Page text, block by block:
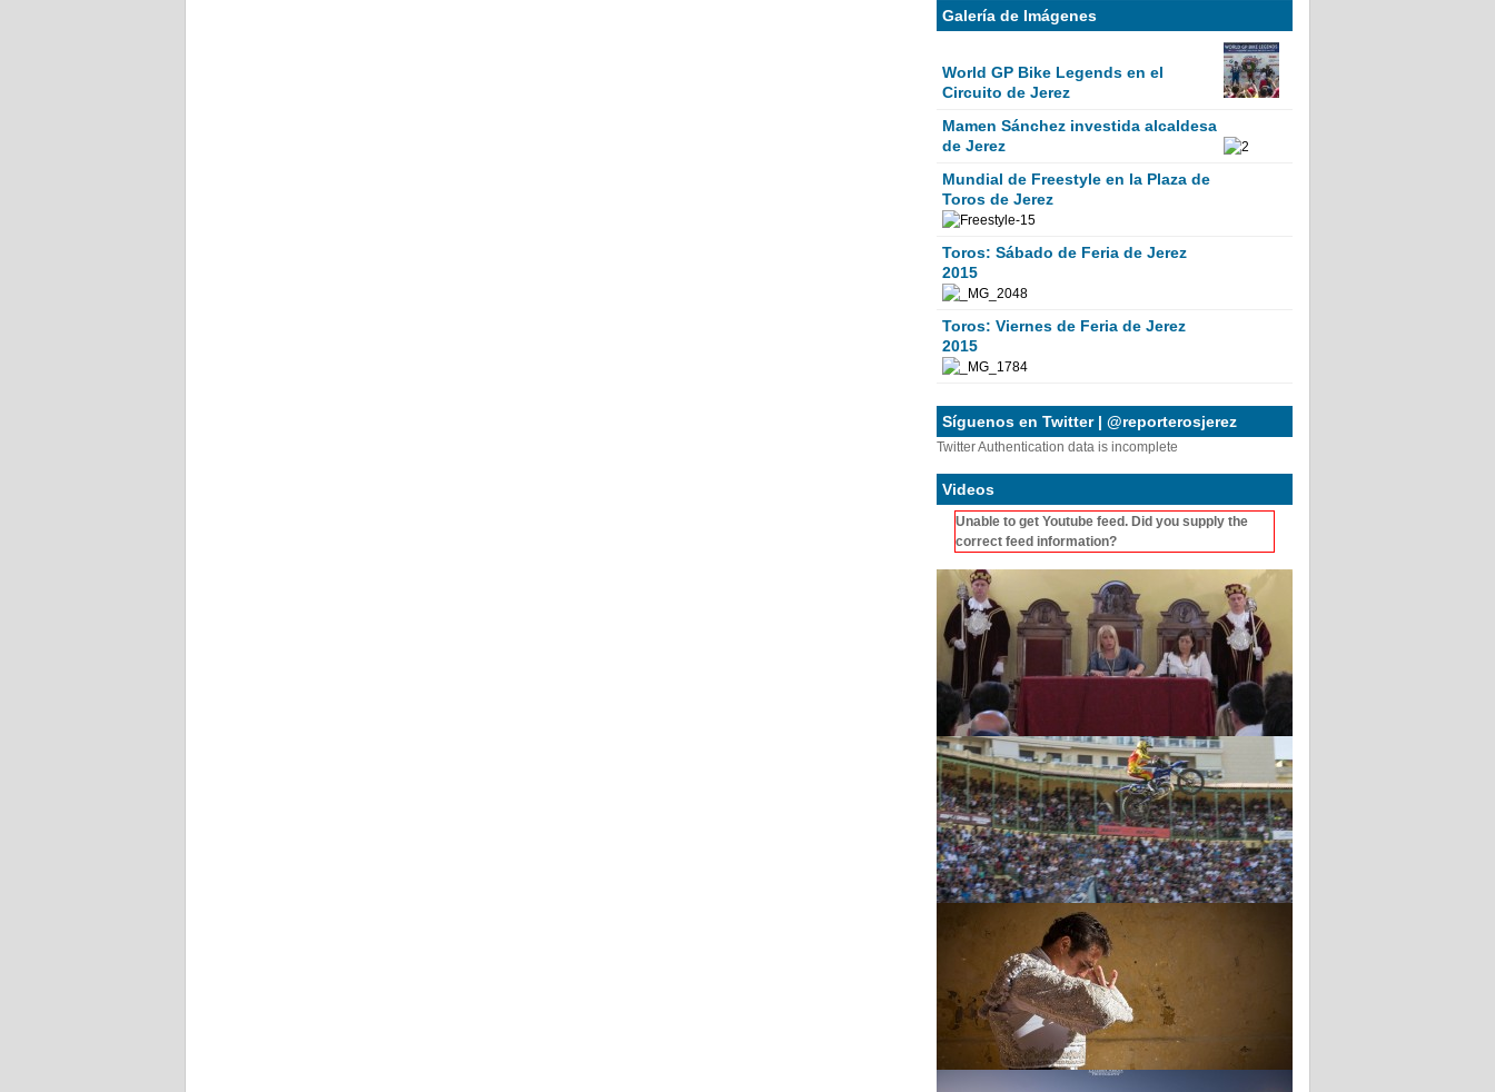
Galería de Imágenes
World GP Bike Legends en el
Circuito de Jerez
Mamen Sánchez investida alcaldesa
de Jerez
Mundial de Freestyle en la Plaza de
Toros de Jerez
Toros: Sábado de Feria de Jerez
2015
Toros: Viernes de Feria de Jerez
2015
Síguenos en Twitter | @reporterosjerez
Twitter Authentication data is incomplete
Videos
Unable to get Youtube feed. Did you supply the
correct feed information?